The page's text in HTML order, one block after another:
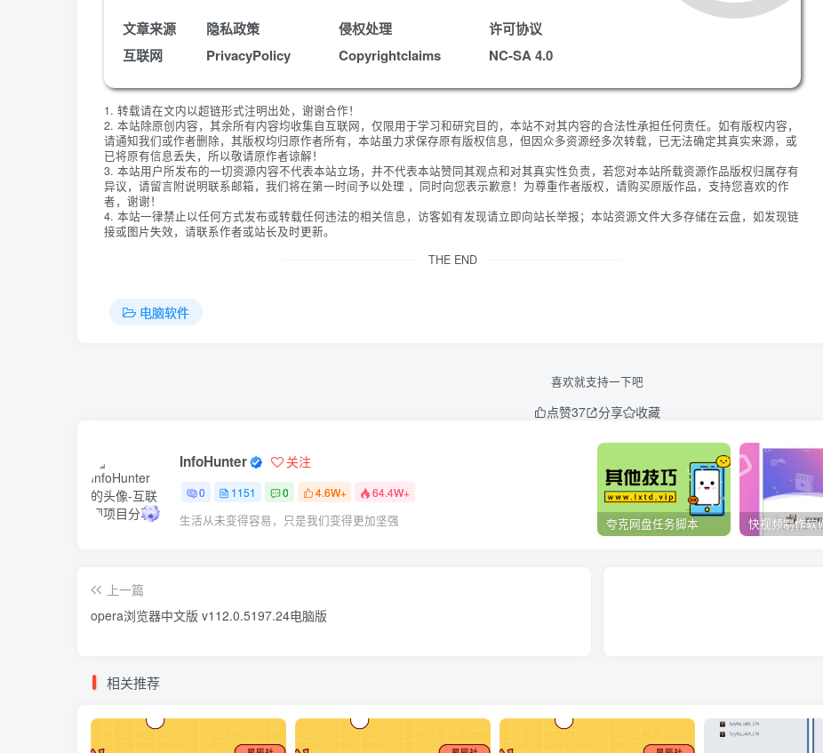
文章来源
互联网
隐私政策
PrivacyPolicy
侵权处理
Copyrightclaims
许可协议
NC-SA 4.0
1. 转载请在文内以超链形式注明出处，谢谢合作！
2. 本站除原创内容，其余所有内容均收集自互联网，仅限用于学习和研究目的，本站不对其内容的合法性承担任何责任。如有版权内容，
请通知我们或作者删除，其版权均归原作者所有，本站虽力求保存原有版权信息，但因众多资源经多次转载，已无法确定其真实来源，或
已将原有信息丢失，所以敬请原作者谅解！
3. 本站用户所发布的一切资源内容不代表本站立场，并不代表本站赞同其观点和对其真实性负责，若您对本站所载资源作品版权归属存有
异议，请留言附说明联系邮箱，我们将在第一时间予以处理 ，同时向您表示歉意！为尊重作者版权，请购买原版作品，支持您喜欢的作
者，谢谢！
4. 本站一律禁止以任何方式发布或转载任何违法的相关信息，访客如有发现请立即向站长举报；本站资源文件大多存储在云盘，如发现链
接或图片失效，请联系作者或站长及时更新。
THE END
电脑软件
喜欢就支持一下吧
点赞37 分享 收藏
InfoHunter 关注
0 1151 0 4.6W+ 64.4W+
生活从未变得容易，只是我们变得更加坚强 夸克网盘任务脚本
上一篇
opera浏览器中文版 v112.0.5197.24电脑版
相关推荐